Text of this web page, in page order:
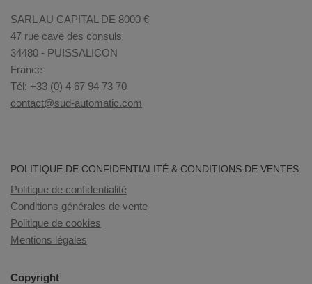
SARL AU CAPITAL DE 8000 €
47 rue cave des consuls
34480 - PUISSALICON
France
Tél: +33 (0) 4 67 94 73 70
contact@sud-automatic.com
POLITIQUE DE CONFIDENTIALITÉ & CONDITIONS DE VENTES
Politique de confidentialité
Conditions générales de vente
Politique de cookies
Mentions légales
Copyright